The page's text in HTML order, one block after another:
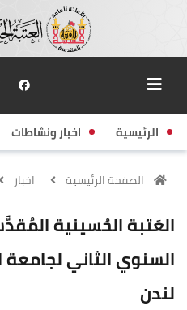
الرئيسية اخبار ونشاطات
الصفحة الرئيسية اخبار
العَتبة الحُسينية
السنوي الثاني
لندن